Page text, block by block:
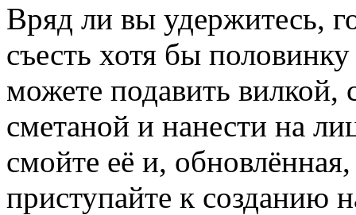
Вряд ли вы удержитесь,
съесть хотя бы
можете подавить вилкой,
сметаной и нанести на
смойте её и,
приступайте к созданию